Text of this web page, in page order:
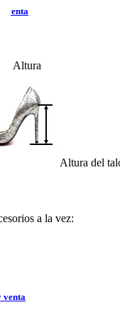
venta
venta
Altura
Altura del
a la vez: